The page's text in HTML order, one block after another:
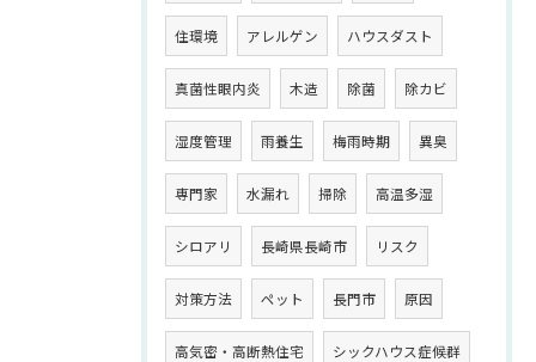
住環境 アレルゲン ハウスダスト
真菌性眼内炎 木造 除菌 除カビ
湿度管理 雨養生 梅雨時期 異臭
専門家 水漏れ 掃除 高温多湿
シロアリ 長崎県長崎市 リスク
対策方法 ペット 長門市 原因
高気密・高断熱住宅 シックハウス症候群